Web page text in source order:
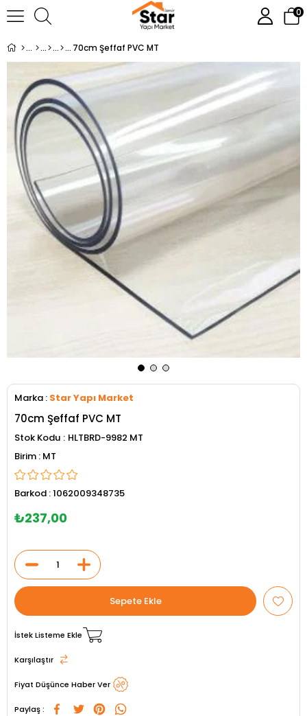
0
70cm Şeffaf PVC MT
Marka : Star Yapı Market
70cm Şeffaf PVC MT
Stok Kodu
HLTBRD-9982 MT
MT
Barkod :1062009348735
₺237,00
İstek Listeme Ekle
Karşılaştır
Fiyat Düşünce Haber Ver
Paylaş :